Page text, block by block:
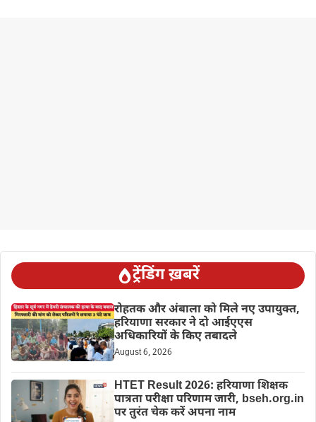
ट्रेंडिंग ख़बरें
रोहतक और अंबाला को मिले नए उपायुक्त,
हरियाणा सरकार ने दो आईएएस
अधिकारियों के किए तबादले
August 6, 2026
HTET Result 2026: हरियाणा शिक्षक
पात्रता परीक्षा परिणाम जारी, bseh.org.in
पर तुरंत चेक करें अपना नाम